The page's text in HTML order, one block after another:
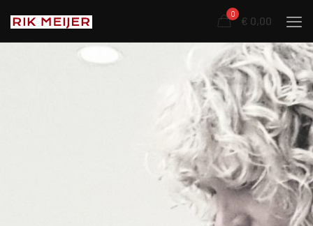
0
€ 0,00